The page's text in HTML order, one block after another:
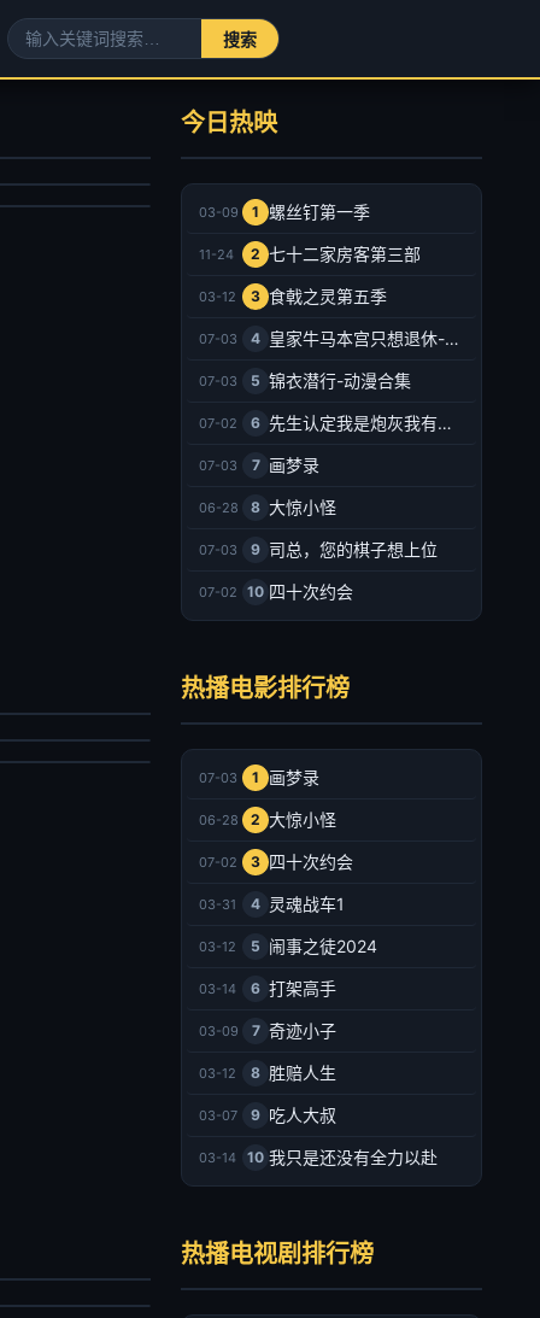
何处惹尘埃-现代言情
大陆
2025-08-16
动漫
大陆
今日热映
03-09 1 螺丝钉第一季
11-24 2 七十二家房客第三部
03-12 3 食戟之灵第五季
07-03 4 皇家牛马本宫只想退休-动漫合集
07-03 5 锦衣潜行-动漫合集
07-02 6 先生认定我是炮灰我有十八皇兄撑腰-动漫合集
07-03 7 画梦录
06-28 8 大惊小怪
07-03 9 司总，您的棋子想上位
07-02 10 四十次约会
美国
2026-07-03
片
大陆
热播电影排行榜
07-03 1 画梦录
06-28 2 大惊小怪
07-02 3 四十次约会
03-31 4 灵魂战车1
03-12 5 闹事之徒2024
03-14 6 打架高手
03-09 7 奇迹小子
03-12 8 胜赔人生
03-07 9 吃人大叔
03-14 10 我只是还没有全力以赴
大陆
热播电视剧排行榜